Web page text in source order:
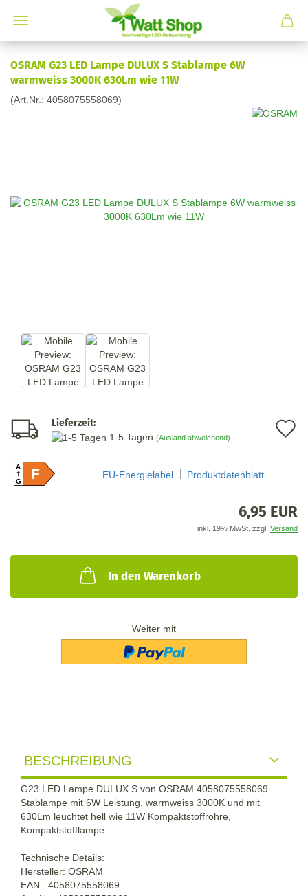
OSRAM G23 LED Lampe DULUX S Stablampe 6W
warmweiss 3000K 630Lm wie 11W
(Art.Nr.: 4058075558069)
Lieferzeit:
1-5 Tagen (Ausland abweichend)
A
GF EU-Energielabel Produktdatenblatt
6,95 EUR
inkl. 19% MwSt. zzgl. Versand
In den Warenkorb
Weiter mit
BESCHREIBUNG
G23 LED Lampe DULUX S von OSRAM 4058075558069.
Stablampe mit 6W Leistung, warmweiss 3000K und mit
630Lm leuchtet hell wie 11W Kompaktstoffröhre,
Kompaktstofflampe.
Technische Details:
Hersteller: OSRAM
EAN : 4058075558069